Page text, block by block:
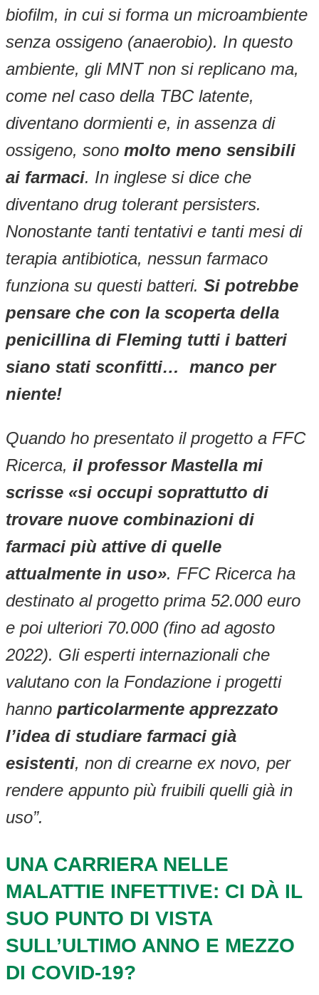
biofilm, in cui si forma un microambiente
senza ossigeno (anaerobio). In questo
ambiente, gli MNT non si replicano ma,
come nel caso della TBC latente,
diventano dormienti e, in assenza di
ossigeno, sono molto meno sensibili
ai farmaci. In inglese si dice che
diventano drug tolerant persisters.
Nonostante tanti tentativi e tanti mesi di
terapia antibiotica, nessun farmaco
funziona su questi batteri. Si potrebbe
pensare che con la scoperta della
penicillina di Fleming tutti i batteri
siano stati sconfitti… manco per
niente!
Quando ho presentato il progetto a FFC
Ricerca, il professor Mastella mi
scrisse «si occupi soprattutto di
trovare nuove combinazioni di
farmaci più attive di quelle
attualmente in uso». FFC Ricerca ha
destinato al progetto prima 52.000 euro
e poi ulteriori 70.000 (fino ad agosto
2022). Gli esperti internazionali che
valutano con la Fondazione i progetti
hanno particolarmente apprezzato
l’idea di studiare farmaci già
esistenti, non di crearne ex novo, per
rendere appunto più fruibili quelli già in
uso”.
UNA CARRIERA NELLE
MALATTIE INFETTIVE: CI DÀ IL
SUO PUNTO DI VISTA
SULL’ULTIMO ANNO E MEZZO
DI COVID-19?